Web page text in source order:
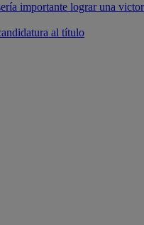
importante lograr una
al título